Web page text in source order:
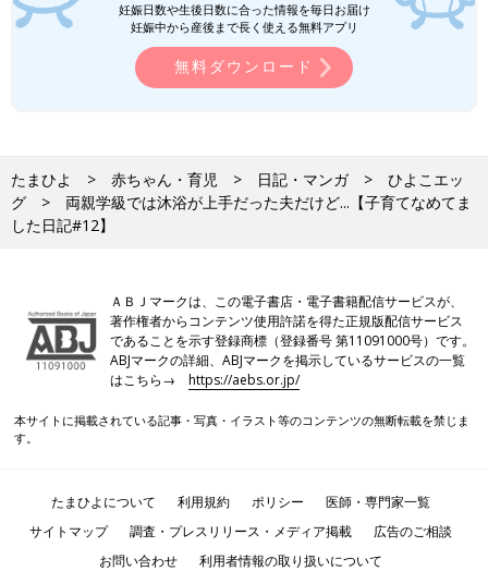
妊娠日数や生後日数に合った情報を毎日お届け
妊娠中から産後まで長く使える無料アプリ
無料ダウンロード
たまひよ 赤ちゃん・育児 日記・マンガ
ひよこエッ
グ
両親学級では沐浴が上手だった夫だけど...【子育てなめてま
した日記#12】
ＡＢＪマークは、この電子書店・電子書籍配信サービスが、
著作権者からコンテンツ使用許諾を得た正規版配信サービス
であることを示す登録商標（登録番号 第11091000号）です。
ABJマークの詳細、ABJマークを掲示しているサービスの一覧
はこちら→https://aebs.or.jp/
本サイトに掲載されている記事・写真・イラスト等のコンテンツの無断転載を禁じま
す。
たまひよについて 利用規約 ポリシー
医師・専門家一覧
サイトマップ
調査・プレスリリース・メディア掲載
広告のご相談
お問い合わせ
利用者情報の取り扱いについて